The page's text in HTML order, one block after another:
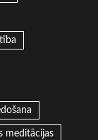
meditācijas